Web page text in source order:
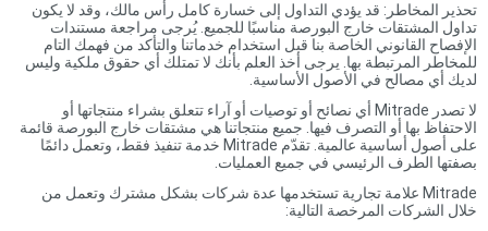
تحذير المخاطر: قد يؤدي التداول إلى خسارة كامل رأس مالك، وقد لا يكون
تداول المشتقات خارج البورصة مناسبًا للجميع. يُرجى مراجعة مستندات
الإفصاح القانوني الخاصة بنا قبل استخدام خدماتنا والتأكد من فهمك التام
للمخاطر المرتبطة بها. يرجى أخذ العلم بأنك لا تمتلك أي حقوق ملكية وليس
لديك أي مصالح في الأصول الأساسية.
لا تصدر Mitrade أي نصائح أو توصيات أو آراء تتعلق بشراء منتجاتها أو
الاحتفاظ بها أو التصرف فيها. جميع منتجاتنا هي مشتقات خارج البورصة قائمة
على أصول أساسية عالمية. تقدّم Mitrade خدمة تنفيذ فقط، وتعمل دائمًا
بصفتها الطرف الرئيسي في جميع العمليات.
Mitrade علامة تجارية تستخدمها عدة شركات بشكل مشترك وتعمل من
خلال الشركات المرخصة التالية: